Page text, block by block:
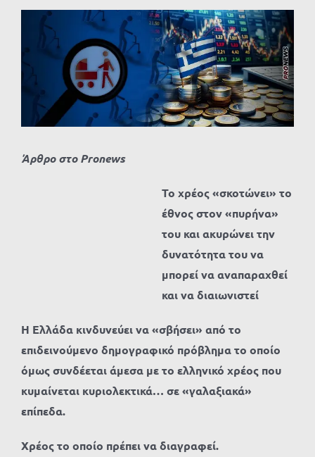
Προβολή
μεγαλύτερης
εικόνας
Άρθρο στο Pronews
Το χρέος «σκοτώνει» το
έθνος στον «πυρήνα»
του και ακυρώνει την
δυνατότητα του να
μπορεί να αναπαραχθεί
και να διαιωνιστεί
Η Ελλάδα κινδυνεύει να «σβήσει» από το
επιδεινούμενο δημογραφικό πρόβλημα το οποίο
όμως συνδέεται άμεσα με το ελληνικό χρέος που
κυμαίνεται κυριολεκτικά… σε «γαλαξιακά»
επίπεδα.
Χρέος το οποίο πρέπει να διαγραφεί.